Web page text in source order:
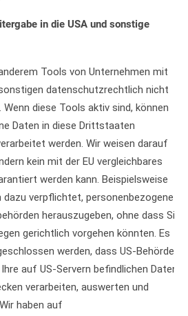
in die USA und sonstige
Tools von Unternehmen mit
datenschutzrechtlich nicht
diese Tools aktiv sind, können
Daten in diese Drittstaaten
werden. Wir weisen darauf
kein mit der EU vergleichbares
werden kann. Beispielsweise
dazu verpflichtet, personenbezogene
herauszugeben, ohne dass Sie
gerichtlich vorgehen könnten. Es
werden, dass US-Behörden
auf US-Servern befindlichen Daten
verarbeiten, auswerten und
haben auf